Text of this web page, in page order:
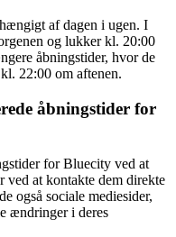
af dagen i ugen. I
og lukker kl. 20:00
åbningstider, hvor de
22:00 om aftenen.
åbningstider for
for Bluecity ved at
ved at kontakte dem direkte
også sociale mediesider,
ændringer i deres